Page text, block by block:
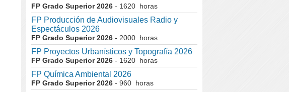
FP Grado Superior 2026 - 1620 horas
FP Producción de Audiovisuales Radio y
Espectáculos 2026
FP Grado Superior 2026 - 2000 horas
FP Proyectos Urbanísticos y Topografía 2026
FP Grado Superior 2026 - 1620 horas
FP Química Ambiental 2026
FP Grado Superior 2026 - 960 horas